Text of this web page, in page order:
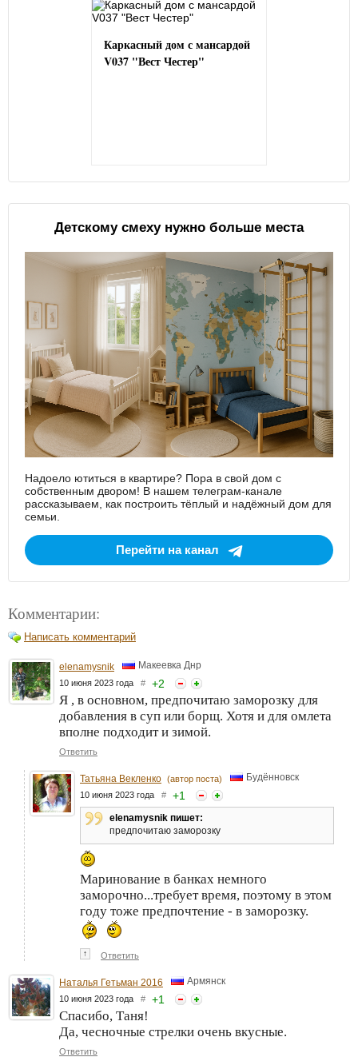
Каркасный дом с мансардой
V037 "Вест Честер"
Детскому смеху нужно больше места
Надоело ютиться в квартире? Пора в свой дом с
собственным двором! В нашем телеграм-канале
рассказываем, как построить тёплый и надёжный дом для
семьи.
Перейти на канал
Комментарии:
Написать комментарий
elenamysnik Макеевка Днр
10 июня 2023 года # +2
Я , в основном, предпочитаю заморозку для
добавления в суп или борщ. Хотя и для омлета
вполне подходит и зимой.
Ответить
Татьяна Векленко (автор поста) Будённовск
10 июня 2023 года # +1
elenamysnik пишет:
предпочитаю заморозку
Маринование в банках немного
заморочно...требует время, поэтому в этом
году тоже предпочтение - в заморозку.
↑ Ответить
Наталья Гетьман 2016 Армянск
10 июня 2023 года # +1
Спасибо, Таня!
Да, чесночные стрелки очень вкусные.
Ответить